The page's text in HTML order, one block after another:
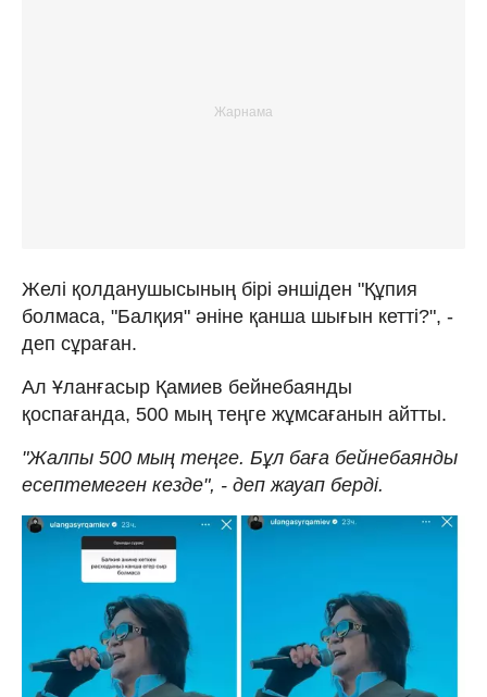
Желі қолданушысының бірі әншіден "Құпия
болмаса, "Балқия" әніне қанша шығын кетті?", -
деп сұраған.
Ал Ұланғасыр Қамиев бейнебаянды
қоспағанда, 500 мың теңге жұмсағанын айтты.
"Жалпы 500 мың теңге. Бұл баға бейнебаянды
есептемеген кезде", - деп жауап берді.